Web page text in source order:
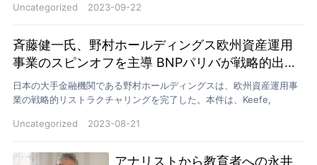
Uncategorized
2023-09-22
斉藤健一氏、野村ホールディングス欧州資産運用
事業のスピンオフを主導 BNPパリバが戦略的出
資、15億ユーロ規模の大型取引に
日本の大手金融機関である野村ホールディングスは、欧州資産運用事
業の戦略的リストラクチャリングを完了した。本件は、Keefe,
Uncategorized
2023-08-21
アナリストから教育者への永井